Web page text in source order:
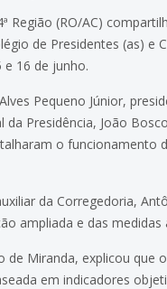
Região (RO/AC)
de Presidentes (as)
e 16 de junho.
Pequeno Júnior,
Presidência, João
o funcionamento
da Corregedoria,
ampliada e das
Miranda, explicou que
em indicadores